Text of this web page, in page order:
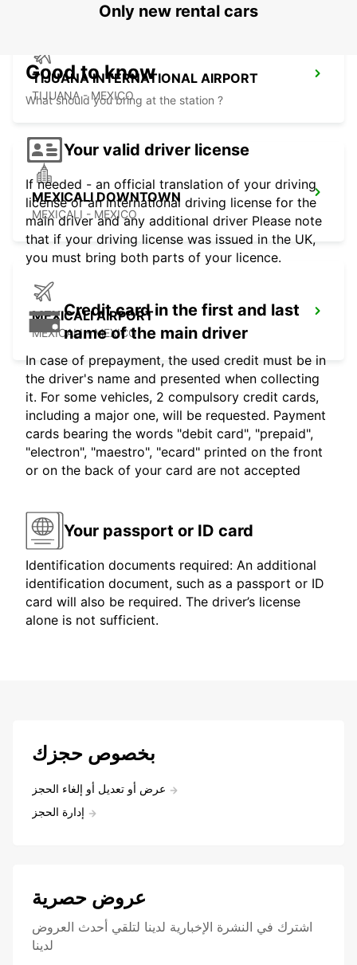
TIJUANA INTERNATIONAL AIRPORT
TIJUANA - MEXICO
MEXICALI DOWNTOWN
MEXICALI - MEXICO
MEXICALI AIRPORT
MEXICALI - MEXICO
Only new rental cars
Good to know
What should you bring at the station ?
Your valid driver license
If needed - an official translation of your driving
license or an international driving license for the
main driver and any additional driver Please note
that if your driving license was issued in the UK,
you must bring both parts of your licence.
Credit card in the first and last
name of the main driver
In case of prepayment, the used credit must be in
the driver's name and presented when collecting
it. For some vehicles, 2 compulsory credit cards,
including a major one, will be requested. Payment
cards bearing the words "debit card", "prepaid",
"electron", "maestro", "ecard" printed on the front
or on the back of your card are not accepted
Your passport or ID card
Identification documents required: An additional
identification document, such as a passport or ID
card will also be required. The driver’s license
alone is not sufficient.
بخصوص حجزك
عرض أو تعديل أو إلغاء الحجز
إدارة الحجز
عروض حصرية
اشترك في النشرة الإخبارية لدينا لتلقي أحدث العروض
لدينا